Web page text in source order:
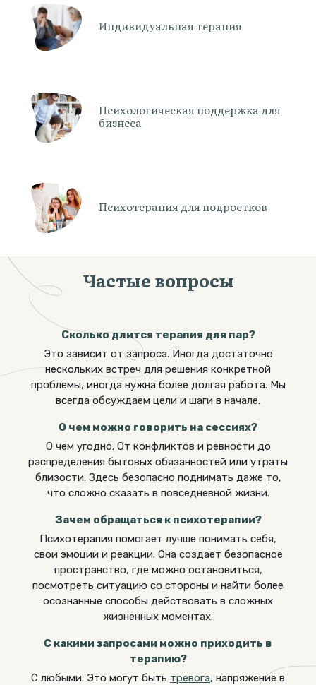
Индивидуальная терапия
Психологическая поддержка для
бизнеса
Психотерапия для подростков
Частые вопросы
Сколько длится терапия для пар?
Это зависит от запроса. Иногда достаточно
нескольких встреч для решения конкретной
проблемы, иногда нужна более долгая работа. Мы
всегда обсуждаем цели и шаги в начале.
О чем можно говорить на сессиях?
О чем угодно. От конфликтов и ревности до
распределения бытовых обязанностей или утраты
близости. Здесь безопасно поднимать даже то,
что сложно сказать в повседневной жизни.
Зачем обращаться к психотерапии?
Психотерапия помогает лучше понимать себя,
свои эмоции и реакции. Она создает безопасное
пространство, где можно остановиться,
посмотреть ситуацию со стороны и найти более
осознанные способы действовать в сложных
жизненных моментах.
С какими запросами можно приходить в
терапию?
С любыми. Это могут быть тревога, напряжение в